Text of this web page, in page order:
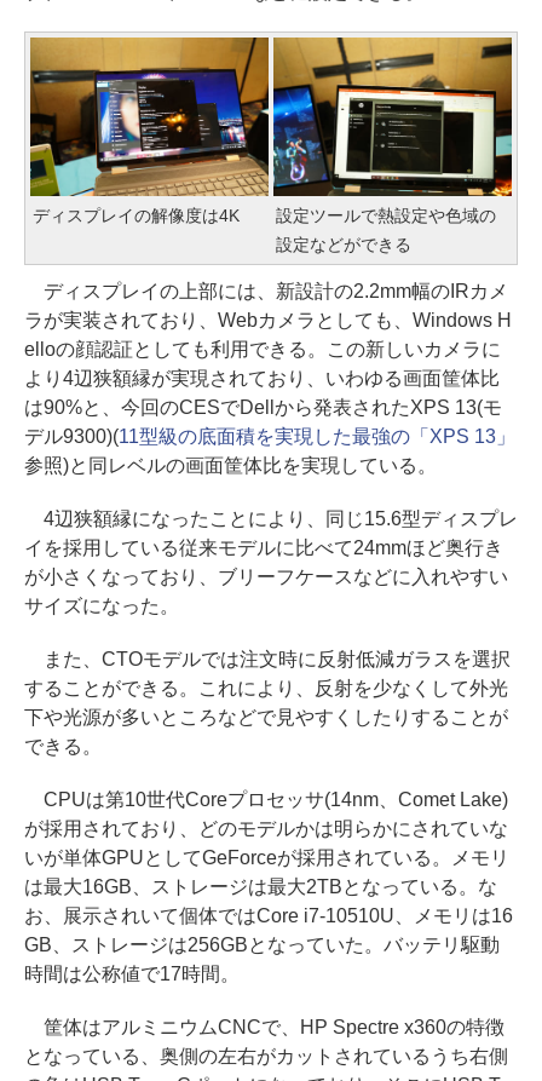
ディスプレイの解像度は4K
設定ツールで熱設定や色域の
設定などができる
ディスプレイの上部には、新設計の2.2mm幅のIRカメ
ラが実装されており、Webカメラとしても、Windows H
elloの顔認証としても利用できる。この新しいカメラに
より4辺狭額縁が実現されており、いわゆる画面筐体比
は90%と、今回のCESでDellから発表されたXPS 13(モ
デル9300)(11型級の底面積を実現した最強の「XPS 13」
参照)と同レベルの画面筐体比を実現している。
4辺狭額縁になったことにより、同じ15.6型ディスプレ
イを採用している従来モデルに比べて24mmほど奥行き
が小さくなっており、ブリーフケースなどに入れやすい
サイズになった。
また、CTOモデルでは注文時に反射低減ガラスを選択
することができる。これにより、反射を少なくして外光
下や光源が多いところなどで見やすくしたりすることが
できる。
CPUは第10世代Coreプロセッサ(14nm、Comet Lake)
が採用されており、どのモデルかは明らかにされていな
いが単体GPUとしてGeForceが採用されている。メモリ
は最大16GB、ストレージは最大2TBとなっている。な
お、展示されいて個体ではCore i7-10510U、メモリは16
GB、ストレージは256GBとなっていた。バッテリ駆動
時間は公称値で17時間。
筐体はアルミニウムCNCで、HP Spectre x360の特徴
となっている、奥側の左右がカットされているうち右側